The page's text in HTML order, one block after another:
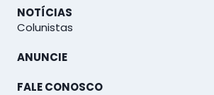
NOTÍCIAS
Colunistas
ANUNCIE
FALE CONOSCO